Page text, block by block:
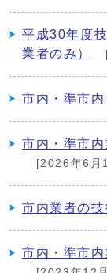
平成30年度
業者のみ）
市内・準市
市内・準市
[2026年6月
市内業者の
市内・準市